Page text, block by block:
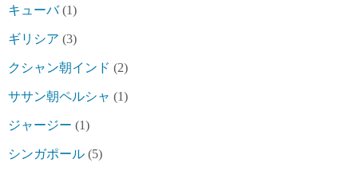
キューバ(1)
ギリシア (3)
クシャン朝インド (2)
ササン朝ペルシャ (1)
ジャージー (1)
シンガポール (5)